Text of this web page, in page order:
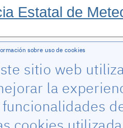
Estatal de